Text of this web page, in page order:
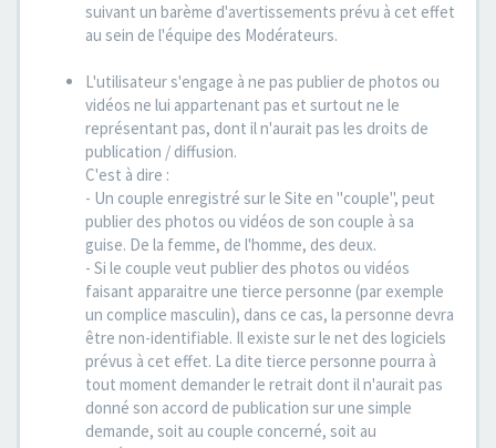
suivant un barème d'avertissements prévu à cet effet
au sein de l'équipe des Modérateurs.
L'utilisateur s'engage à ne pas publier de photos ou
vidéos ne lui appartenant pas et surtout ne le
représentant pas, dont il n'aurait pas les droits de
publication / diffusion.
C'est à dire :
- Un couple enregistré sur le Site en "couple", peut
publier des photos ou vidéos de son couple à sa
guise. De la femme, de l'homme, des deux.
- Si le couple veut publier des photos ou vidéos
faisant apparaitre une tierce personne (par exemple
un complice masculin), dans ce cas, la personne devra
être non-identifiable. Il existe sur le net des logiciels
prévus à cet effet. La dite tierce personne pourra à
tout moment demander le retrait dont il n'aurait pas
donné son accord de publication sur une simple
demande, soit au couple concerné, soit au